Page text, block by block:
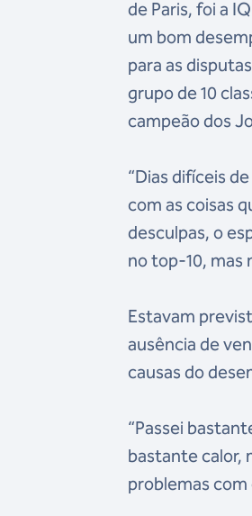
de Paris, foi a
um bom
para as
grupo de 10
campeão dos
“Dias difíceis
com as coisas
desculpas, o
no top-10, mas
Estavam
ausência de
causas do
“Passei
bastante calor,
problemas